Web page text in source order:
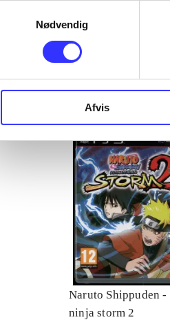
Nødvendig
Afvis
...
Naruto Shippuden
ninja storm 2